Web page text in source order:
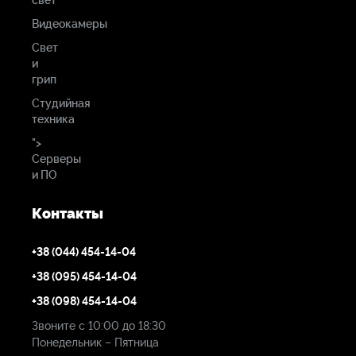
Видеокамеры
Свет
и
грип
Студийная
техника
">
Серверы
и ПО
Контакты
+38 (044) 454-14-04
+38 (095) 454-14-04
+38 (098) 454-14-04
Звоните с 10:00 до 18:30
Понедельник – Пятница